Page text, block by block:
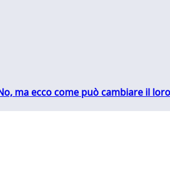
ma ecco come può cambiare il